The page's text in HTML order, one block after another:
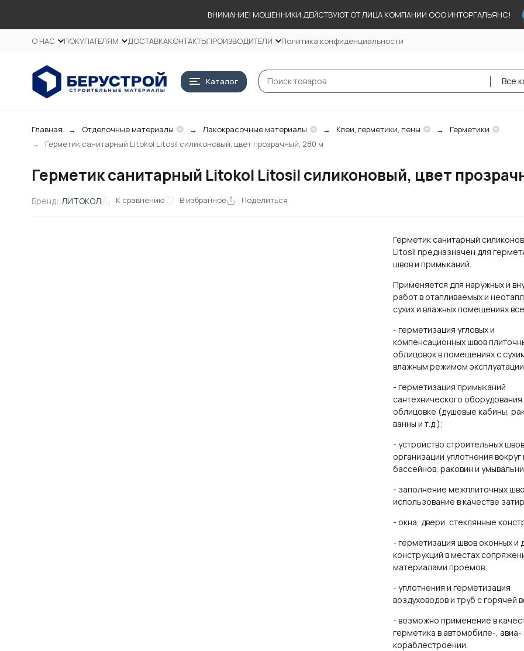
ВНИМАНИЕ! МОШЕННИКИ ДЕЙСТВУЮТ ОТ ЛИЦА КОМПАНИИ ООО ИНТОРГАЛЬЯНС!
О НАС ПОКУПАТЕЛЯМ ДОСТАВКАКОНТАКТЫПРОИЗВОДИТЕЛИ Политика конфиденциальности
Каталог Все
Главная Отделочные материалы Лакокрасочные материалы Клеи, герметики, пены
Герметики
Герметик санитарный Litokol Litosil силиконовый, цвет прозрачный, 280 м
Герметик санитарный Litokol Litosil силиконовый, цвет
Бренд: ЛИТОКОЛ К сравнению В избранное Поделиться
Герметик санитарный
Litosil предназначен для
швов и примыканий.
Применяется для наружных и
работ в отапливаемых и
сухих и влажных помещениях
- герметизация угловых и
компенсационных швов
облицовок в помещениях с
влажным режимом
- герметизация примыканий
сантехнического оборудования
облицовке (душевые кабины,
ванны и т.д.);
- устройство строительных
организации уплотнения вокруг
бассейнов, раковин и
- заполнение межплиточных
использование в качестве
- окна, двери, стеклянные
- герметизация швов оконных и
конструкций в местах
материалами проемов;
- уплотнения и герметизация
воздуховодов и труб с горячей
- возможно применение в
герметика в автомобиле-, авиа-
кораблестроении.